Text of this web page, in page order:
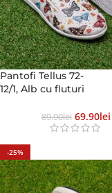
Pantofi Tellus 72-
12/1, Alb cu fluturi
89.90Lei 69.90Lei
-25%